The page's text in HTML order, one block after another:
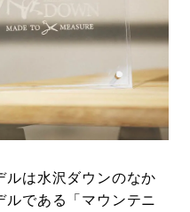
ルは水沢ダウンのなか
ルである「マウンテニ